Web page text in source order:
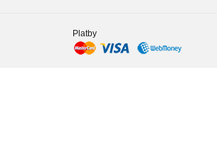
Platby